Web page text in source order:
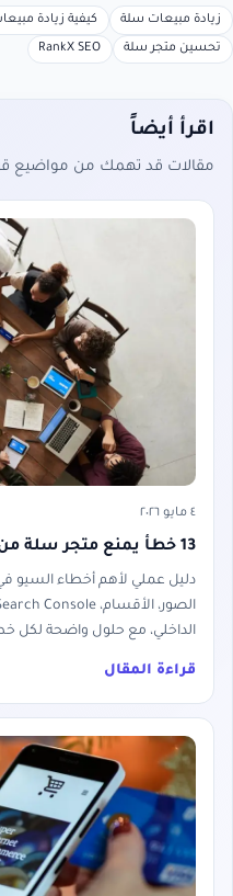
زيادة مبيعات سلة كيفية زيادة
تحسين متجر سلة RankX SEO
اقرأ أيضاً
مقالات قد تهمك من مواضيع
٤ مايو ٢٠٢٦
13 خطأ يمنع متجر سلة من الظهور في Google
دليل عملي لأهم أخطاء السيو
الداخلي، مع حلول واضحة لكل
قراءة المقال